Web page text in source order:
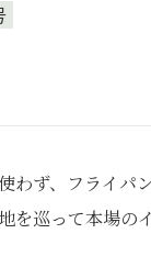
わず、フライパ
を巡って本場の